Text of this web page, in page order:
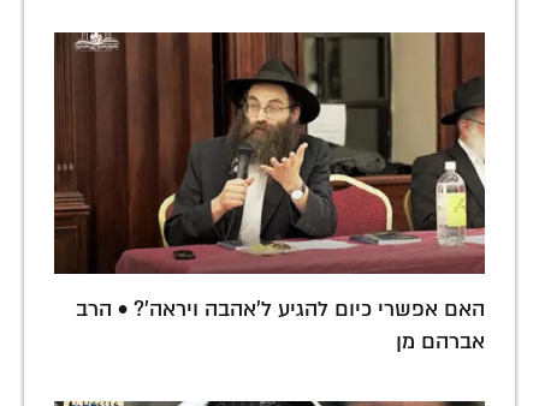
האם אפשרי כיום להגיע ל'אהבה ויראה'? • הרב
אברהם מן